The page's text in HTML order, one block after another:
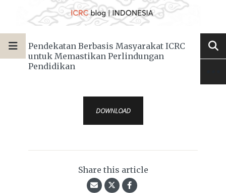
Pendekatan Berbasis Masyarakat ICRC
untuk Memastikan Perlindungan
Pendidikan
DOWNLOAD
Share this article